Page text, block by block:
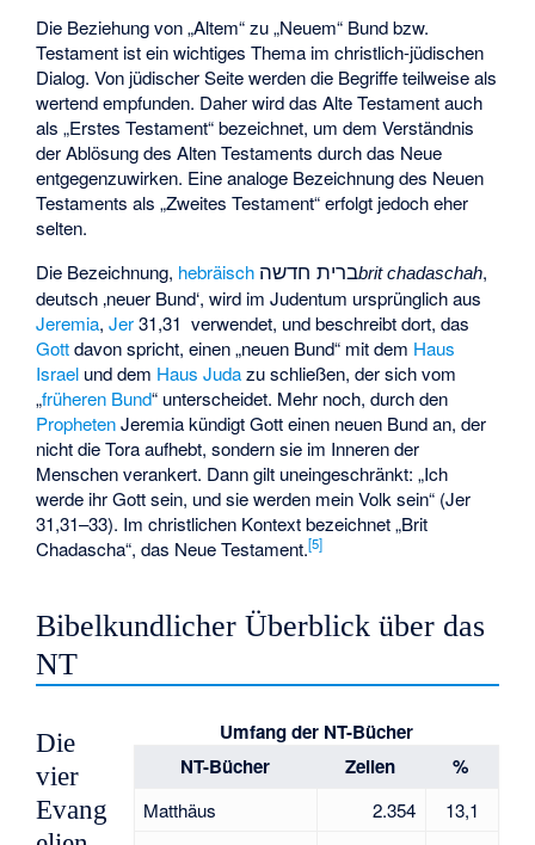
Die Beziehung von „Altem“ zu „Neuem“ Bund bzw.
Testament ist ein wichtiges Thema imchristlich-jüdischen
Dialog. Von jüdischer Seite werden die Begriffe teilweise als
wertend empfunden. Daher wird das Alte Testament auch
als „Erstes Testament“ bezeichnet, um dem Verständnis
der Ablösung des Alten Testaments durch das Neue
entgegenzuwirken. Eine analoge Bezeichnung des Neuen
Testaments als „Zweites Testament“ erfolgt jedoch eher
selten.
Die Bezeichnung, hebräisch ברית חדשהbrit chadaschah,
deutsch ‚neuer Bund‘, wird im Judentum ursprünglich aus
Jeremia,Jer31,31 verwendet, und beschreibt dort, das
Gottdavon spricht, einen „neuen Bund“ mit dem Haus
Israel und dem Haus Judazu schließen, der sich vom
„früheren Bund“ unterscheidet. Mehr noch, durch den
ProphetenJeremia kündigt Gott einen neuen Bund an, der
nicht die Tora aufhebt, sondern sie im Inneren der
Menschen verankert. Dann gilt uneingeschränkt: „Ich
werde ihr Gott sein, und sie werden mein Volk sein“ (Jer
31,31–33). Im christlichen Kontext bezeichnet „Brit
Chadascha“, das Neue Testament.[5]
Bibelkundlicher Überblick über das
NT
Umfang der NT-Bücher
NT-Bücher
Zeilen %
Matthäus 2.354
13,1
Die
vier
Evang